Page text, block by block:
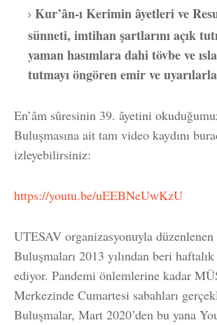
Kur’ân-ı Kerimin âyetleri ve
sünneti, imtihan şartlarını açık
yaman hasımlara dahi tövbe ve
tutmayı öngören emir ve
En’âm sûresinin 39. âyetini
Buluşmasına ait tam video kaydını
izleyebilirsiniz:
https://youtu.be/uEEBNeUwKzU
UTESAV organizasyonuyla düzenlenen
Buluşmaları 2013 yılından beri
ediyor. Pandemi önlemlerine kadar
Merkezinde Cumartesi sabahları
Buluşmalar, Mart 2020’den bu yana